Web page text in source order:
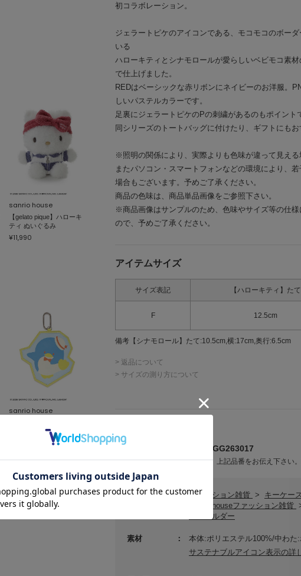
初コラボレーション。
ジェラートピケのアイコンである、モコモコのボー
いる
ハローキティとシナモロールが愛らしいベビモコ素
で仕上げました。
REDはベーシックな赤リボンにネイビーのお洋服。
しいパステルカラーです。
足裏にジェラートピケのPの刺繍があるのもポイント
同シリーズのトートバッグに付けたり、ギフトにもお
※照明の関係により、実際よりも色味が違って見える
またパソコン・スマートフォンなどの環境により、
場合もございます。予めご了承ください。
商品の色味は、商品単品画像をご参照下さい。
※商品画像はサンプルのため、色味やサイズ等の仕
ので、予めご了承ください。
アイテムサイズ
サイズ表記 【ハローキティ】たて
F 12.5cm
備考 【シナモロール】たて:10.5cm,横:17cm,奥行:6.5cm
> 返品について
> サイズの測り方について
メーカー品番 ： 75WGG263017
(店舗でお問い合わせの際には、上記品番をお伝え下さい
カテゴリ ファッション雑貨 >
キーケー
sanrio houseファッション雑貨
キーホルダー
素材
本体:ポリエステル100%/中わた
サステナブルアイコン表示の詳
sanrio house
【gelato pique】ハローキ
ティ ぬいぐるみ
¥11,990
sanrio house
ットポーチチャーム